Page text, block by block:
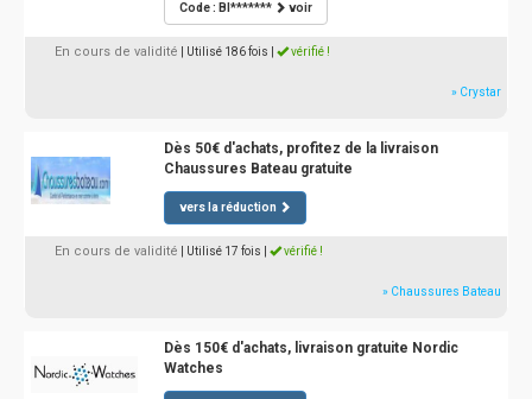
Code : BI******* voir
En cours de validité | Utilisé 186 fois vérifié !
» Crystar
Dès 50€ d'achats, profitez de la livraison
Chaussures Bateau gratuite
vers la réduction
En cours de validité | Utilisé 17 fois vérifié !
» Chaussures Bateau
Dès 150€ d'achats, livraison gratuite Nordic
Watches